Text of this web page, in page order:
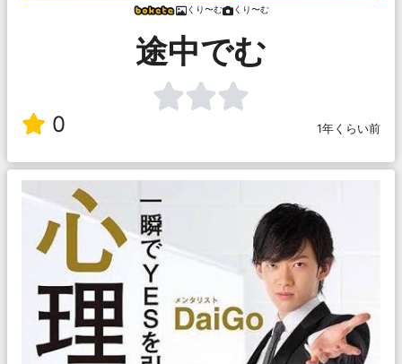
くり〜む くり〜む
途中でむ
0 1年くらい前